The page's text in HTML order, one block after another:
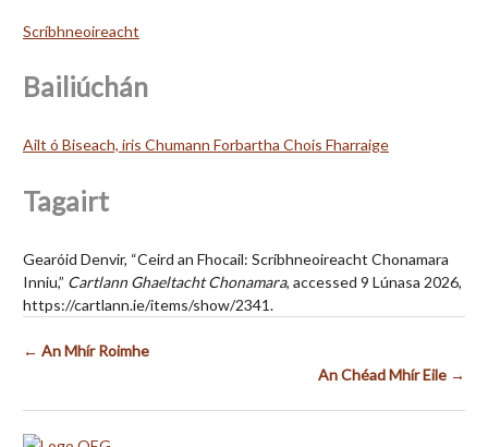
Scríbhneoireacht
Bailiúchán
Ailt ó Biseach, iris Chumann Forbartha Chois Fharraige
Tagairt
Gearóid Denvir, “Ceird an Fhocail: Scríbhneoireacht Chonamara
Inniu,” Cartlann Ghaeltacht Chonamara, accessed 9 Lúnasa 2026,
https://cartlann.ie/items/show/2341.
← An Mhír Roimhe
An Chéad Mhír Eile →